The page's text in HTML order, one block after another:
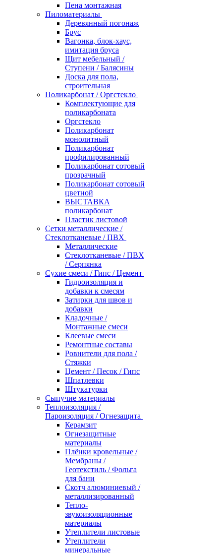
Пена монтажная
Пиломатериалы
Деревянный погонаж
Брус
Вагонка, блок-хаус,
имитация бруса
Щит мебельный /
Ступени / Балясины
Доска для пола,
строительная
Поликарбонат / Оргстекло
Комплектующие для
поликарбоната
Оргстекло
Поликарбонат
монолитный
Поликарбонат
профилированный
Поликарбонат сотовый
прозрачный
Поликарбонат сотовый
цветной
ВЫСТАВКА
поликарбонат
Пластик листовой
Сетки металлические /
Стеклотканевые / ПВХ
Металлические
Стеклотканевые / ПВХ
/ Серпянка
Сухие смеси / Гипс / Цемент
Гидроизоляция и
добавки к смесям
Затирки для швов и
добавки
Кладочные /
Монтажные смеси
Клеевые смеси
Ремонтные составы
Ровнители для пола /
Стяжки
Цемент / Песок / Гипс
Шпатлевки
Штукатурки
Сыпучие материалы
Теплоизоляция /
Пароизоляция / Огнезащита
Керамзит
Огнезащитные
материалы
Плёнки кровельные /
Мембраны /
Геотекстиль / Фольга
для бани
Скотч алюминиевый /
металлизированный
Тепло-
звукоизоляционные
материалы
Утеплители листовые
Утеплители
минеральные